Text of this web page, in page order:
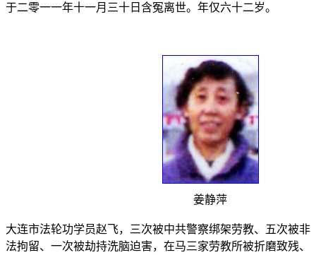
于二零一一年十一月三十日含冤离世。年仅六十二岁。
姜静萍
大连市法轮功学员赵飞，三次被中共警察绑架劳教、五次被非
法拘留、一次被劫持洗脑迫害，在马三家劳教所被折磨致残、